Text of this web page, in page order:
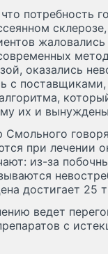
потребность
оказались
с
их и
при лечении
из-за
достигает 25
ведет
с